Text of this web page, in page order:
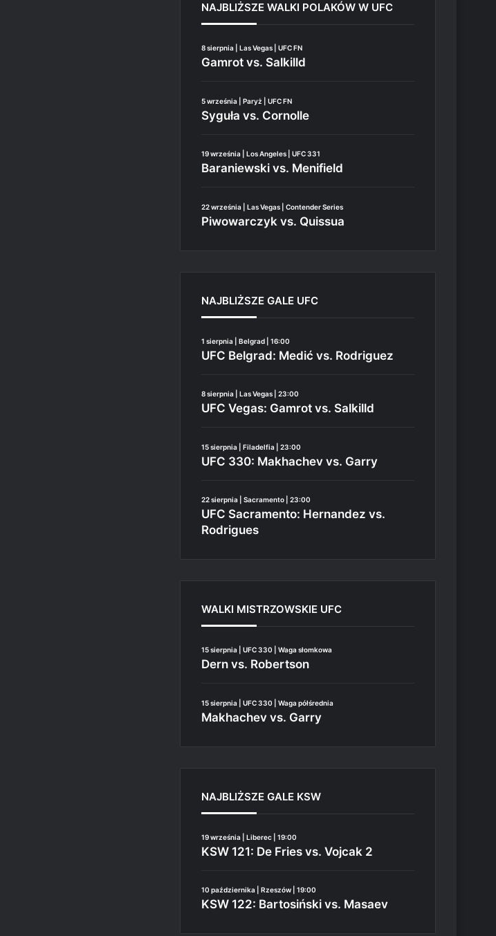
NAJBLIŻSZE WALKI POLAKÓW W UFC
8 sierpnia | Las Vegas | UFC FN
Gamrot vs. Salkilld
5 września | Paryż | UFC FN
Syguła vs. Cornolle
19 września | Los Angeles | UFC 331
Baraniewski vs. Menifield
22 września | Las Vegas | Contender Series
Piwowarczyk vs. Quissua
NAJBLIŻSZE GALE UFC
1 sierpnia | Belgrad | 16:00
UFC Belgrad: Medić vs. Rodriguez
8 sierpnia | Las Vegas | 23:00
UFC Vegas: Gamrot vs. Salkilld
15 sierpnia | Filadelfia | 23:00
UFC 330: Makhachev vs. Garry
22 sierpnia | Sacramento | 23:00
UFC Sacramento: Hernandez vs.
Rodrigues
WALKI MISTRZOWSKIE UFC
15 sierpnia | UFC 330 | Waga słomkowa
Dern vs. Robertson
15 sierpnia | UFC 330 | Waga półśrednia
Makhachev vs. Garry
NAJBLIŻSZE GALE KSW
19 września | Liberec | 19:00
KSW 121: De Fries vs. Vojcak 2
10 października | Rzeszów | 19:00
KSW 122: Bartosiński vs. Masaev